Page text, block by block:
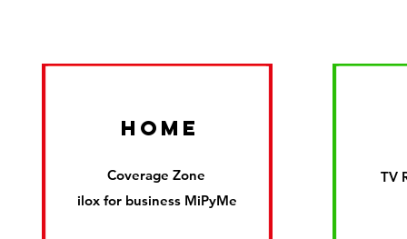
Coverage Zone
ilox for business MiPyMe
HOME
TV